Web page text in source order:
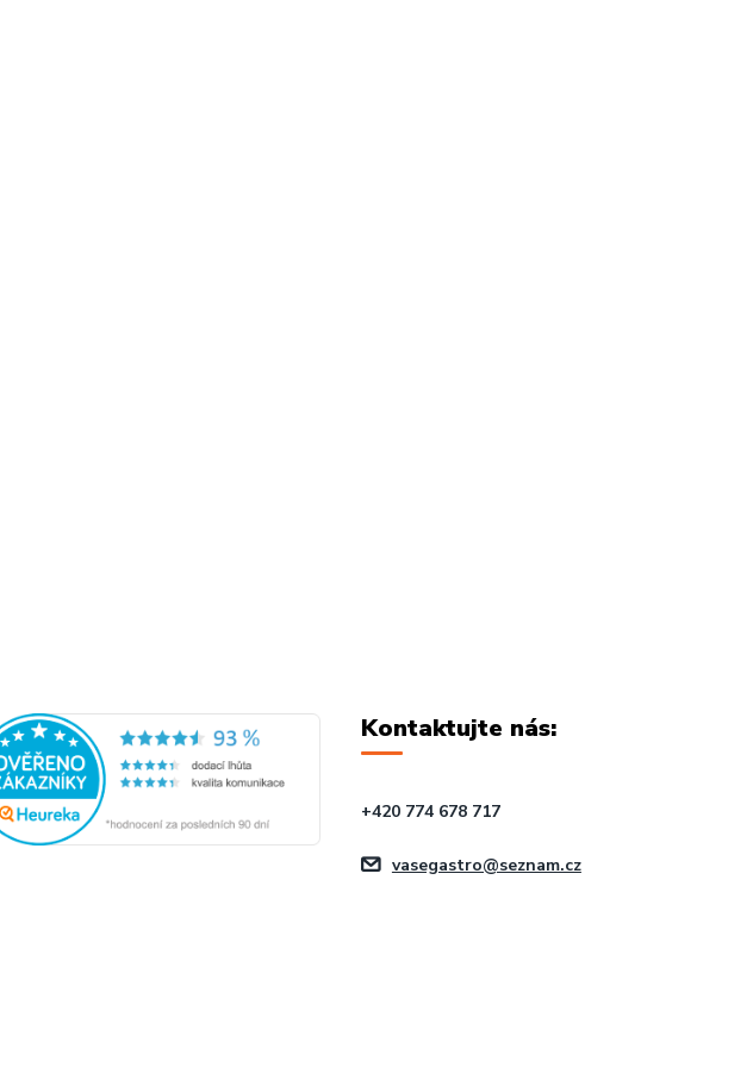
Kontaktujte nás:
+420 774 678 717
vasegastro@seznam.cz